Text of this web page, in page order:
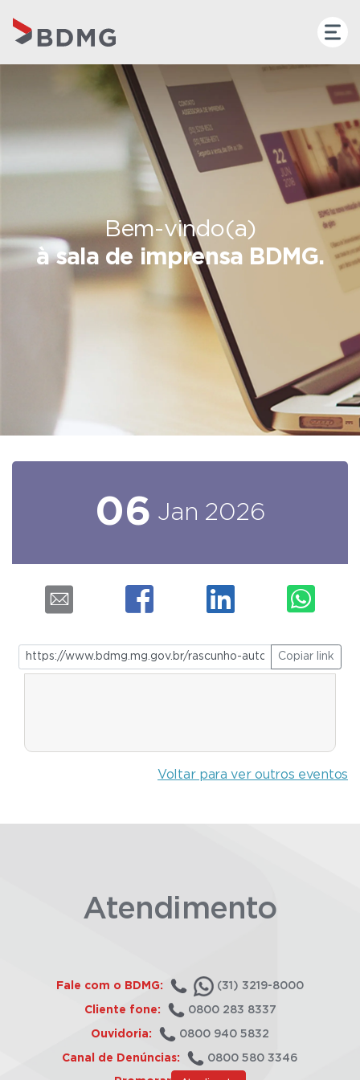
Bem-vindo(a)
à sala de imprensa BDMG.
06 Jan 2026
Copiar link
Voltar para ver outros eventos
Atendimento
Fale com o BDMG: (31) 3219-8000
Cliente fone: 0800 283 8337
Ouvidoria: 0800 940 5832
Canal de Denúncias: 0800 580 3346